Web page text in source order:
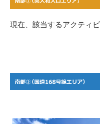
現在、該当するアクティ